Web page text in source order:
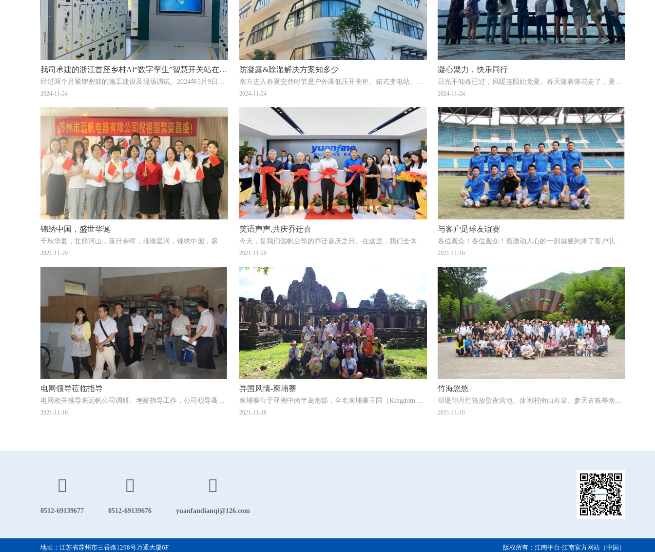
我司承建的浙江首座乡村AI“数字孪生”智慧开关站在余杭投运
2024-11-24
防凝露&除湿解决方案知多少
2024-11-24
凝心聚力，快乐同行
2024-11-24
锦绣中国，盛世华诞
2021-11-29
笑语声声,共庆乔迁喜
2021-11-29
与客户足球友谊赛
2021-11-16
电网领导莅临指导
2021-11-16
异国风情-柬埔寨
2021-11-16
竹海悠悠
2021-11-16
0512-69139677 0512-69139676 yuanfandianqi@126.com
地址：江苏省苏州市三香路1298号万通大厦6F 版权所有：江南平台-江南官方网站（中国）